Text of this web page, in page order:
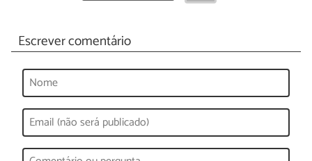
Escrever comentário